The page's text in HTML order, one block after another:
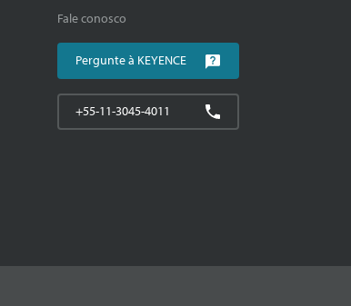
Fale conosco
Pergunte à KEYENCE
+55-11-3045-4011